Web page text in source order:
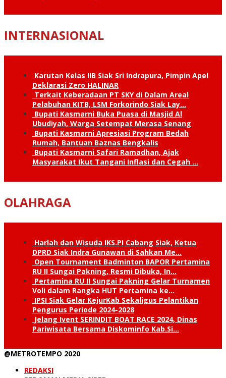
INTERNASIONAL
Karutan Kelas IIB Siak Sri Indrapura, Pimpin Apel
Deklarasi Zero HALINAR
Terkait Keberadaan PT SKY di Dalam Areal
Pelabuhan KITB, LSM Forkorindo Siak Lay…
Bupati Kasmarni Buka Puasa di Masjid Al
Ubudiyah, Warga Setempat Merasa Senang
Bupati Kasmarni Apresiasi Program Bedah
Rumah, Bantuan Baznas Bengkalis
Bupati Kasmarni Safari Ramadhan, Ajak
Masyarakat Ikut Tangani Inflasi dan Cegah …
OLAHRAGA
Harlah dan Wisuda IKS.PI Cabang Siak, Ketua
DPRD Siak Indra Gunawan di Sahkan Me…
Open Tournament Badminton BAPOR Pertamina
RU II Sungai Pakning, Resmi Dibuka, In…
Pertamina RU II Sungai Pakning Gelar Turnamen
Voli dalam Rangka HUT Pertamina ke…
IPSI Siak Gelar KejurKab Sekaligus Pelantikan
Pengurus Periode 2024-2028
Jelang Ivent SERINDIT BOAT RACE 2024, Dinas
Pariwisata Bersama Diskominfo Kab.Si…
@METROTEMPO 2020
REDAKSI